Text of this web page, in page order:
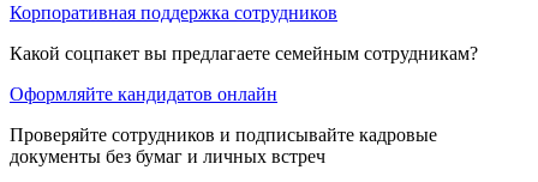
Корпоративная поддержка сотрудников
Какой соцпакет вы предлагаете семейным сотрудникам?
Оформляйте кандидатов онлайн
Проверяйте сотрудников и подписывайте кадровые
документы без бумаг и личных встреч